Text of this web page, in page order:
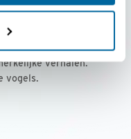
36,00 per jaar
leden, met
verhalen.
vogels.